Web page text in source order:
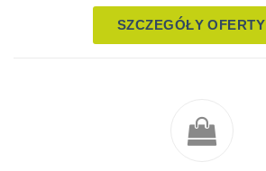
SZCZEGÓŁY OFERTY